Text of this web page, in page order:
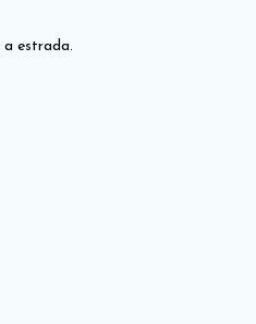
estrada.